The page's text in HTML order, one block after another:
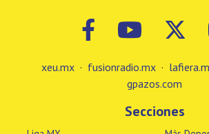
xeu.mx · fusionradio.mx ·
gpazos.com
Secciones